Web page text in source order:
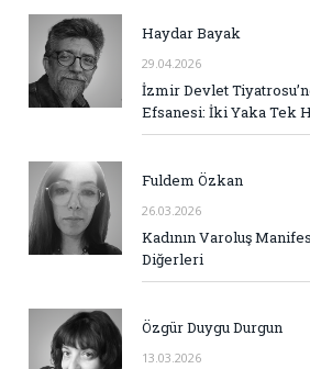
Haydar Bayak
29.04.2026
İzmir Devlet
Efsanesi: İki Yaka Tek
Fuldem Özkan
26.03.2026
Kadının Varoluş
Diğerleri
Özgür Duygu Durgun
13.03.2026